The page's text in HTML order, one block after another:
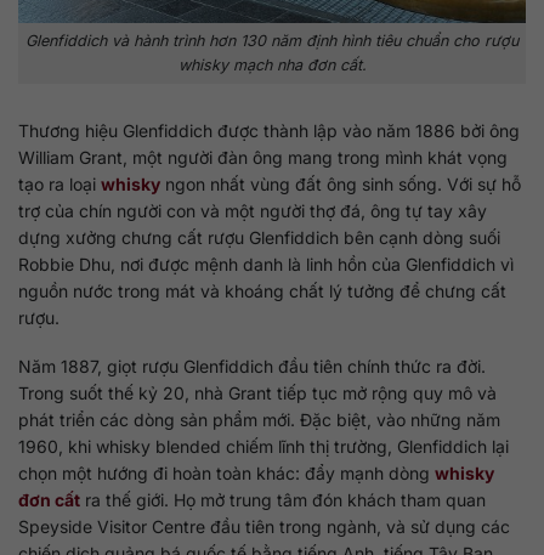
Glenfiddich và hành trình hơn 130 năm định hình tiêu chuẩn cho rượu
whisky mạch nha đơn cất.
Thương hiệu Glenfiddich được thành lập vào năm 1886 bởi ông
William Grant, một người đàn ông mang trong mình khát vọng
tạo ra loại whisky ngon nhất vùng đất ông sinh sống. Với sự hỗ
trợ của chín người con và một người thợ đá, ông tự tay xây
dựng xưởng chưng cất rượu Glenfiddich bên cạnh dòng suối
Robbie Dhu, nơi được mệnh danh là linh hồn của Glenfiddich vì
nguồn nước trong mát và khoáng chất lý tưởng để chưng cất
rượu.
Năm 1887, giọt rượu Glenfiddich đầu tiên chính thức ra đời.
Trong suốt thế kỷ 20, nhà Grant tiếp tục mở rộng quy mô và
phát triển các dòng sản phẩm mới. Đặc biệt, vào những năm
1960, khi whisky blended chiếm lĩnh thị trường, Glenfiddich lại
chọn một hướng đi hoàn toàn khác: đẩy mạnh dòng whisky
đơn cất ra thế giới. Họ mở trung tâm đón khách tham quan
Speyside Visitor Centre đầu tiên trong ngành, và sử dụng các